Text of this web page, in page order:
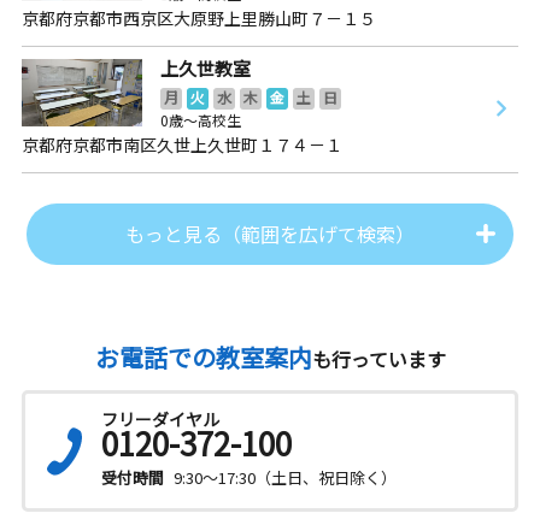
京都府京都市西京区大原野上里勝山町７－１５
上久世教室
月 火 水 木 金 土
日
0歳～高校生
京都府京都市南区久世上久世町１７４－１
もっと見る（範囲を広げて検索）
お電話での教室案内も行っています
フリーダイヤル
0120-372-100
受付時間 9:30～17:30（土日、祝日除く）